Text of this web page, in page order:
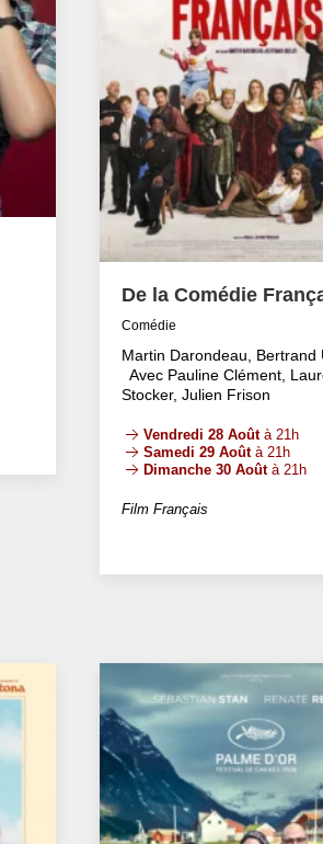
De la Comédie
Comédie
Martin Darondeau, Bertrand
Avec Pauline Clément,
Stocker, Julien Frison
Vendredi 28 Aoûtà 21h
Samedi 29 Aoûtà 21h
Dimanche 30 Aoûtà 21h
Film Français